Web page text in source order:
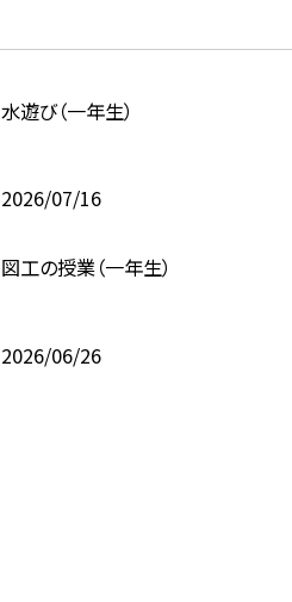
水遊び（一年生）
2026/07/16
図工の授業（一年生）
2026/06/26